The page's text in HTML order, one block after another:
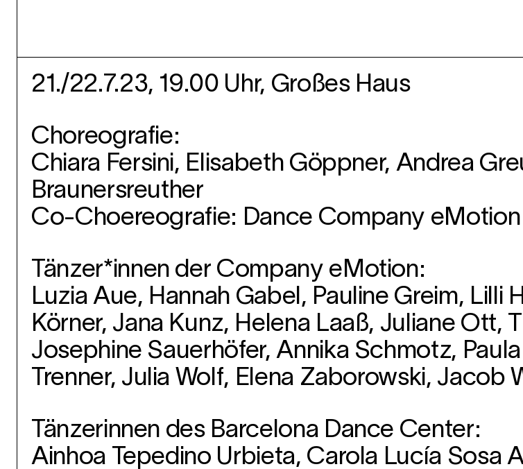
21./22.7.23, 19.00 Uhr, Großes Haus
Choreografie:
Chiara Fersini, Elisabeth Göppner, Andrea
Braunersreuther
Co-Choereografie: Dance Company eMotion
Tänzer*innen der Company eMotion:
Luzia Aue, Hannah Gabel, Pauline Greim, Lilli
Körner, Jana Kunz, Helena Laaß, Juliane Ott,
Josephine Sauerhöfer, Annika Schmotz,
Trenner, Julia Wolf, Elena Zaborowski, Jacob
Tänzerinnen des Barcelona Dance Center:
Ainhoa Tepedino Urbieta, Carola Lucía Sosa